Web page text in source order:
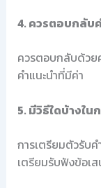
4. ควรตอบกลับ
ควรตอบกลับด้วย
คำแนะนำที่มีค่า
5. มีวิธีใดบ้างใ
การเตรียมตัวรับ
เตรียมรับฟังข้อเส